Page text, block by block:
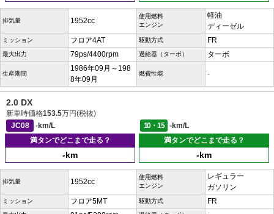
排気量 1952cc
使用燃料
エンジン
軽油
ディーゼル
ミッション フロア4AT 駆動方式 FR
最大出力 79ps/4400rpm 過給器（ターボ） ターボ
生産期間
1986年09月～198
8年09月
燃費性能 -
2.0 DX
新車時価格153.5万円(税抜)
JC08
-km/L 10・15
-km/L
満タンでどこまで走る？
-km
満タンでどこまで走る？
-km
排気量 1952cc
使用燃料
エンジン
レギュラー
ガソリン
ミッション フロア5MT 駆動方式 FR